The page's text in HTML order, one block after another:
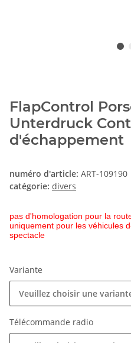
FlapControl
Unterdruck
d'échappement
numéro d'article: ART-109190
catégorie: divers
pas d'homologation pour la
uniquement pour les véhicules
spectacle
Variante
Veuillez choisir une
Télécommande radio